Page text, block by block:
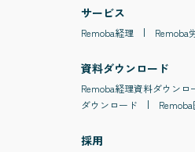
サービス
Remoba経理 Remoba
資料ダウンロード
Remoba経理資料ダウンロ
ダウンロード
Remoba
採用